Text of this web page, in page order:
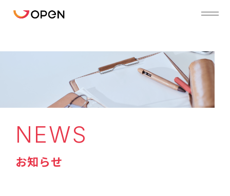
NEWS
お知らせ